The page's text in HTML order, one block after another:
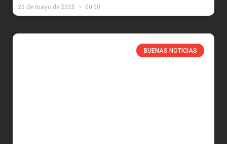
23 de mayo de 2025 00:00
BUENAS NOTICIAS